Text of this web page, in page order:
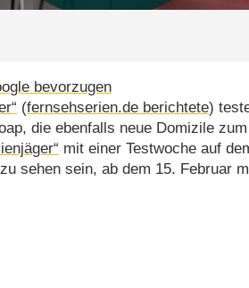
bevorzugen
(fernsehserien.de berichtete)
die ebenfalls neue Domizile
mit einer Testwoche auf
zu sehen sein, ab dem 15. Februar